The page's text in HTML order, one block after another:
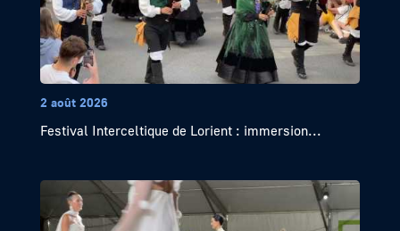
2 août 2026
Festival Interceltique de Lorient : immersion...